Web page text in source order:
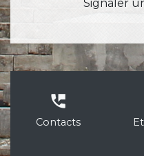
Signaler
perm_phone_msg
Contacts